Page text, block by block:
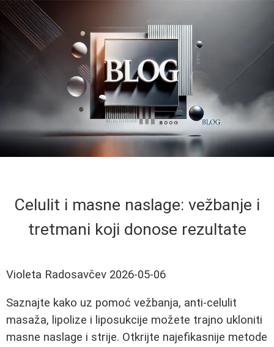
Celulit i masne naslage: vežbanje i
tretmani koji donose rezultate
Violeta Radosavčev 2026-05-06
Saznajte kako uz pomoć vežbanja, anti-celulit
masaža, lipolize i liposukcije možete trajno ukloniti
masne naslage i strije. Otkrijte najefikasnije metode